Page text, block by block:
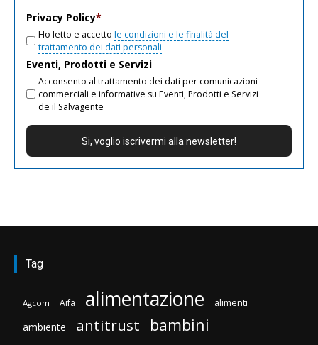
Privacy Policy*
Ho letto e accetto le condizioni e le finalità del
trattamento dei dati personali
Eventi, Prodotti e Servizi
Acconsento al trattamento dei dati per comunicazioni
commerciali e informative su Eventi, Prodotti e Servizi
de il Salvagente
Tag
Agcom Aifa alimentazione alimenti
ambiente antitrust bambini